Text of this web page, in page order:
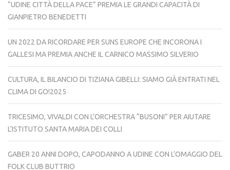
“UDINE CITTÀ DELLA PACE” PREMIA LE GRANDI CAPACITÀ DI
GIANPIETRO BENEDETTI
UN 2022 DA RICORDARE PER SUNS EUROPE CHE INCORONA I
GALLESI MA PREMIA ANCHE IL CARNICO MASSIMO SILVERIO
CULTURA, IL BILANCIO DI TIZIANA GIBELLI: SIAMO GIÀ ENTRATI NEL
CLIMA DI GO!2025
TRICESIMO, VIVALDI CON L’ORCHESTRA “BUSONI” PER AIUTARE
L’ISTITUTO SANTA MARIA DEI COLLI
GABER 20 ANNI DOPO, CAPODANNO A UDINE CON L’OMAGGIO DEL
FOLK CLUB BUTTRIO